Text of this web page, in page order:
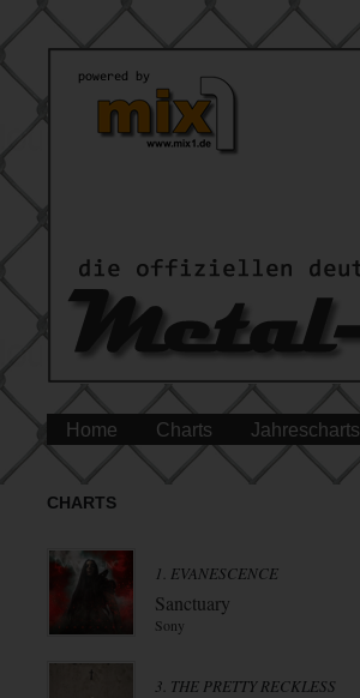
Home Charts Jahrescharts
CHARTS
1. EVANESCENCE
Sanctuary
Sony
3. THE PRETTY RECKLESS